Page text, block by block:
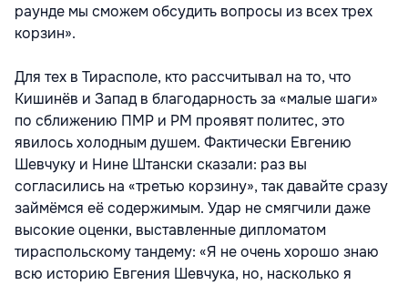
раунде мы сможем обсудить вопросы из всех трех
корзин».
Для тех в Тирасполе, кто рассчитывал на то, что
Кишинёв и Запад в благодарность за «малые шаги»
по сближению ПМР и РМ проявят политес, это
явилось холодным душем. Фактически Евгению
Шевчуку и Нине Штански сказали: раз вы
согласились на «третью корзину», так давайте сразу
займёмся её содержимым. Удар не смягчили даже
высокие оценки, выставленные дипломатом
тираспольскому тандему: «Я не очень хорошо знаю
всю историю Евгения Шевчука, но, насколько я